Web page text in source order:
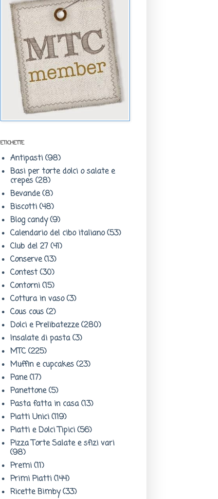
ETICHETTE
Antipasti (98)
Basi per torte dolci o salate e
crepes (28)
Bevande (8)
Biscotti (48)
Blog candy (9)
Calendario del cibo italiano (53)
Club del 27 (41)
Conserve (13)
Contest (30)
Contorni (15)
Cottura in vaso (3)
Cous cous (2)
Dolci e Prelibatezze (280)
Insalate di pasta (3)
MTC (225)
Muffin e cupcakes (23)
Pane (17)
Panettone (5)
Pasta fatta in casa (13)
Piatti Unici (119)
Piatti e Dolci Tipici (56)
Pizza Torte Salate e sfizi vari
(98)
Premi (11)
Primi Piatti (144)
Ricette Bimby (33)